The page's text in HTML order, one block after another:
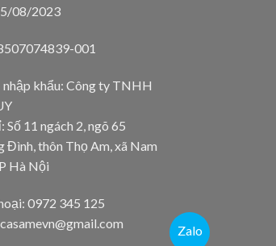
Zalo
08/2023
001
khẩu: Công ty TNHH
Số 11 ngách 2, ngõ 65
thôn Thọ Am, xã Nam
Hà Nội
0972 345 125